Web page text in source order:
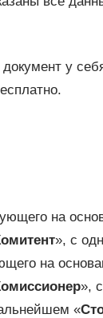
документ у
на
», с
на
»,
«